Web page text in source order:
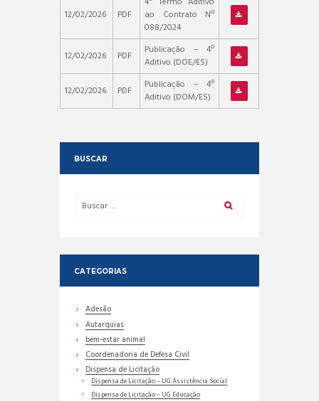
12/02/2026 PDF
ao Contrato Nº
088/2024
12/02/2026
PDF
Publicação – 4º
Aditivo (DOE/ES)
12/02/2026
PDF
Publicação – 4º
Aditivo (DOM/ES)
BUSCAR
CATEGORIAS
Adesão
Autarquias
bem-estar animal
Coordenadoria de Defesa Civil
Dispensa de Licitação
Dispensa de Licitação – UG Assistência Social
Dispensa de Licitação – UG Educação